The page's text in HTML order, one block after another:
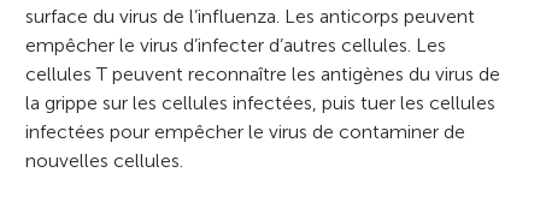
surface du virus de l’influenza. Les anticorps peuvent
empêcher le virus d’infecter d’autres cellules. Les
cellules T peuvent reconnaître les antigènes du virus de
la grippe sur les cellules infectées, puis tuer les cellules
infectées pour empêcher le virus de contaminer de
nouvelles cellules.